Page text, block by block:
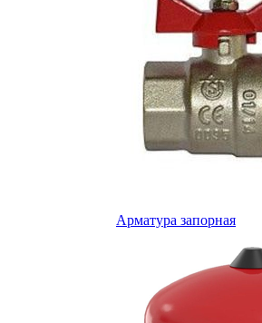
Арматура запорная